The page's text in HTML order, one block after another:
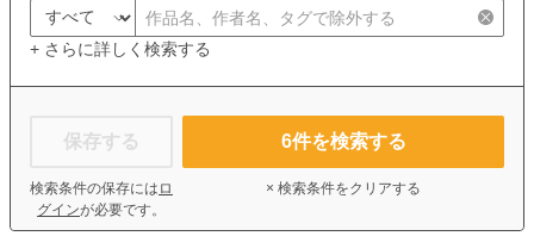
+ さらに詳しく検索する
保存する
検索条件の保存には ロ
グインが必要です。
6件を検索する
× 検索条件をクリアする